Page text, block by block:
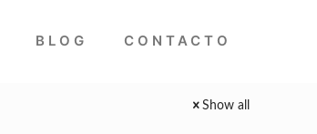
BLOG CONTACTO
Show all